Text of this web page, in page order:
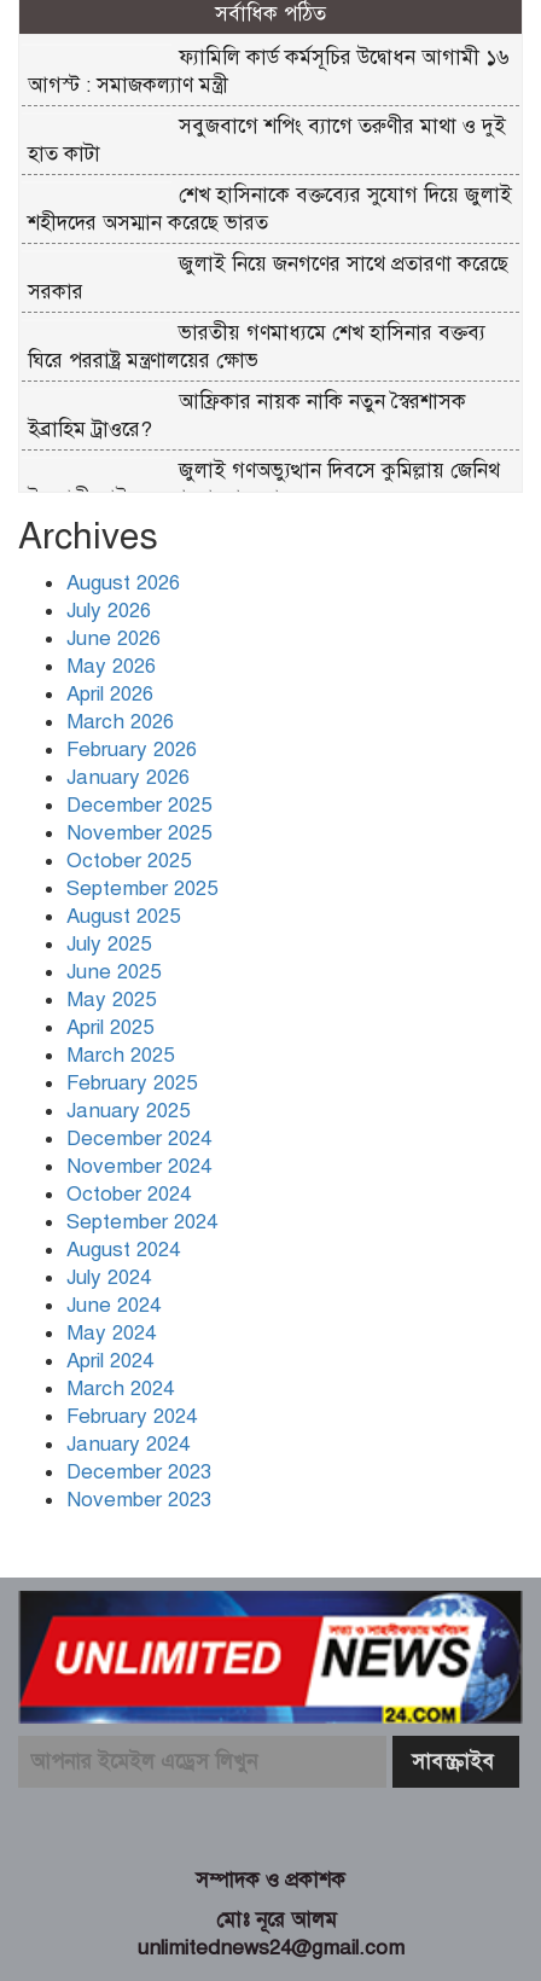
সর্বাধিক পঠিত
ফ্যামিলি কার্ড কর্মসূচির উদ্বোধন আগামী ১৬
আগস্ট : সমাজকল্যাণ মন্ত্রী
সবুজবাগে শপিং ব্যাগে তরুণীর মাথা ও দুই
হাত কাটা
শেখ হাসিনাকে বক্তব্যের সুযোগ দিয়ে জুলাই
শহীদদের অসম্মান করেছে ভারত
জুলাই নিয়ে জনগণের সাথে প্রতারণা করেছে
সরকার
ভারতীয় গণমাধ্যমে শেখ হাসিনার বক্তব্য
ঘিরে পররাষ্ট্র মন্ত্রণালয়ের ক্ষোভ
আফ্রিকার নায়ক নাকি নতুন স্বৈরশাসক
ইব্রাহিম ট্রাওরে?
জুলাই গণঅভ্যুত্থান দিবসে কুমিল্লায় জেনিথ
ইসলামী লাইফের আলোচনা সভা
পরিণত হবে না
Archives
August 2026
July 2026
June 2026
May 2026
April 2026
March 2026
February 2026
January 2026
December 2025
November 2025
October 2025
September 2025
August 2025
July 2025
June 2025
May 2025
April 2025
March 2025
February 2025
January 2025
December 2024
November 2024
October 2024
September 2024
August 2024
July 2024
June 2024
May 2024
April 2024
March 2024
February 2024
January 2024
December 2023
November 2023
সম্পাদক ও প্রকাশক
মোঃ নূরে আলম
unlimitednews24@gmail.com